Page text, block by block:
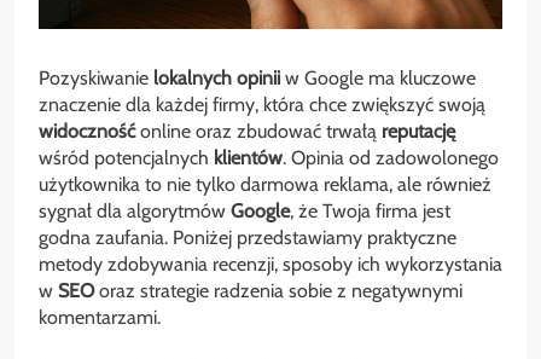
Pozyskiwanie lokalnych opinii w Google ma kluczowe
znaczenie dla każdej firmy, która chce zwiększyć swoją
widocznośćonline oraz zbudować trwałą reputację
wśród potencjalnych klientów. Opinia od zadowolonego
użytkownika to nie tylko darmowa reklama, ale również
sygnał dla algorytmów Google, że Twoja firma jest
godna zaufania. Poniżej przedstawiamy praktyczne
metody zdobywania recenzji, sposoby ich wykorzystania
w SEOoraz strategie radzenia sobie z negatywnymi
komentarzami.